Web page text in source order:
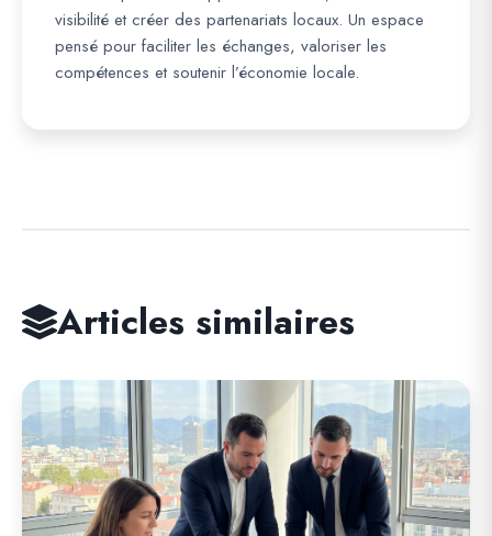
visibilité et créer des partenariats locaux. Un espace
pensé pour faciliter les échanges, valoriser les
compétences et soutenir l’économie locale.
Articles similaires